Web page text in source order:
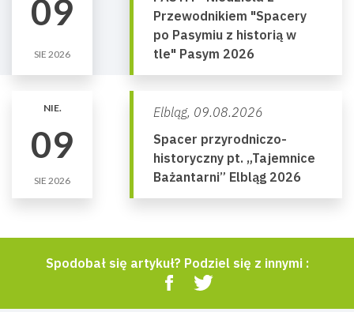
09
SIE 2026
Przewodnikiem "Spacery
po Pasymiu z historią w
tle" Pasym 2026
NIE.
09
SIE 2026
Elbląg, 09.08.2026
Spacer przyrodniczo-
historyczny pt. „Tajemnice
Bażantarni” Elbląg 2026
Spodobał się artykuł? Podziel się z innymi :